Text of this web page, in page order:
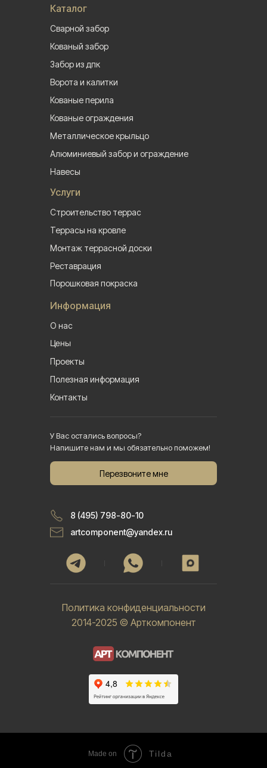
Каталог
Сварной забор
Кованый забор
Забор из дпк
Ворота и калитки
Металлическое крыльцо
Навесы
Алюминиевый забор и ограждение
Кованые ограждения
Кованые перила
Строительство террас
Террасы на кровле
Монтаж террасной доски
Реставрация
Порошковая покраска
Услуги
2014-2025 © Арткомпонент
Политика конфиденциальности
Информация
О нас
Цены
Проекты
Полезная информация
Контакты
Перезвоните мне
У Вас остались вопросы?
Напишите нам и мы обязательно поможем!
8 (495) 798-80-10
artcomponent@yandex.ru
Made on Tilda